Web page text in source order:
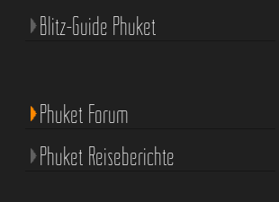
Blitz-Guide Phuket
Phuket Forum
Phuket Reiseberichte